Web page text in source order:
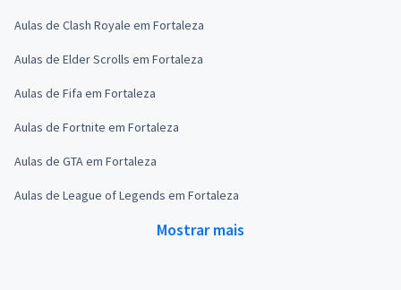
Aulas de Clash Royale em Fortaleza
Aulas de Elder Scrolls em Fortaleza
Aulas de Fifa em Fortaleza
Aulas de Fortnite em Fortaleza
Aulas de GTA em Fortaleza
Aulas de League of Legends em Fortaleza
Mostrar mais